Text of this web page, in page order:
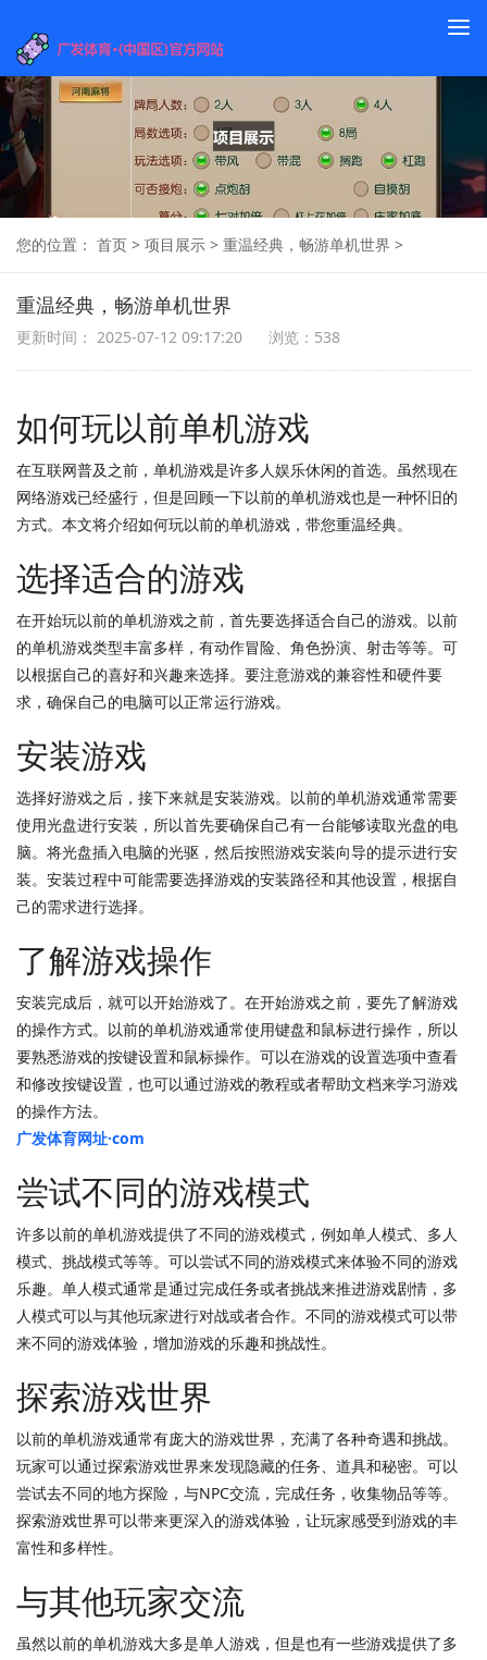
您的位置： 首页 > 项目展示 > 重温经典，畅游单机世界 >
重温经典，畅游单机世界
更新时间： 2025-07-12 09:17:20 浏览：538
如何玩以前单机游戏
在互联网普及之前，单机游戏是许多人娱乐休闲的首选。虽然现在
网络游戏已经盛行，但是回顾一下以前的单机游戏也是一种怀旧的
方式。本文将介绍如何玩以前的单机游戏，带您重温经典。
选择适合的游戏
在开始玩以前的单机游戏之前，首先要选择适合自己的游戏。以前
的单机游戏类型丰富多样，有动作冒险、角色扮演、射击等等。可
以根据自己的喜好和兴趣来选择。要注意游戏的兼容性和硬件要
求，确保自己的电脑可以正常运行游戏。
安装游戏
选择好游戏之后，接下来就是安装游戏。以前的单机游戏通常需要
使用光盘进行安装，所以首先要确保自己有一台能够读取光盘的电
脑。将光盘插入电脑的光驱，然后按照游戏安装向导的提示进行安
装。安装过程中可能需要选择游戏的安装路径和其他设置，根据自
己的需求进行选择。
了解游戏操作
安装完成后，就可以开始游戏了。在开始游戏之前，要先了解游戏
的操作方式。以前的单机游戏通常使用键盘和鼠标进行操作，所以
要熟悉游戏的按键设置和鼠标操作。可以在游戏的设置选项中查看
和修改按键设置，也可以通过游戏的教程或者帮助文档来学习游戏
的操作方法。
广发体育网址·com
尝试不同的游戏模式
许多以前的单机游戏提供了不同的游戏模式，例如单人模式、多人
模式、挑战模式等等。可以尝试不同的游戏模式来体验不同的游戏
乐趣。单人模式通常是通过完成任务或者挑战来推进游戏剧情，多
人模式可以与其他玩家进行对战或者合作。不同的游戏模式可以带
来不同的游戏体验，增加游戏的乐趣和挑战性。
探索游戏世界
以前的单机游戏通常有庞大的游戏世界，充满了各种奇遇和挑战。
玩家可以通过探索游戏世界来发现隐藏的任务、道具和秘密。可以
尝试去不同的地方探险，与NPC交流，完成任务，收集物品等等。
探索游戏世界可以带来更深入的游戏体验，让玩家感受到游戏的丰
富性和多样性。
与其他玩家交流
虽然以前的单机游戏大多是单人游戏，但是也有一些游戏提供了多